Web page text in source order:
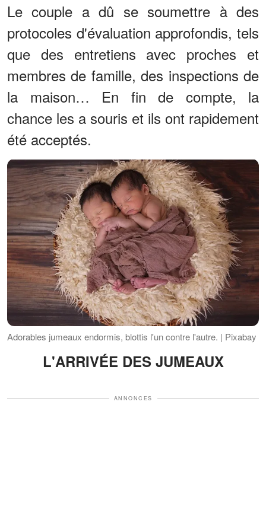
Le couple a dû se soumettre à des
protocoles d'évaluation approfondis, tels
que des entretiens avec proches et
membres de famille, des inspections de
la maison… En fin de compte, la
chance les a souris et ils ont rapidement
été acceptés.
Adorables jumeaux endormis, blottis l'un contre l'autre. | Pixabay
L'ARRIVÉE DES JUMEAUX
ANNONCES